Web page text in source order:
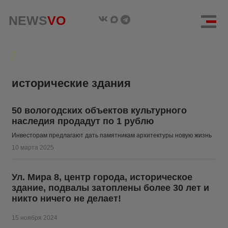
NEWSVO
NEWSVO
исторические здания
50 вологодских объектов культурного
наследия продадут по 1 рублю
Инвесторам предлагают дать памятникам архитектуры новую жизнь
10 марта 2025
Ул. Мира 8, центр города, историческое
здание, подвалы затоплены более 30 лет и
никто ничего не делает!
15 ноября 2024